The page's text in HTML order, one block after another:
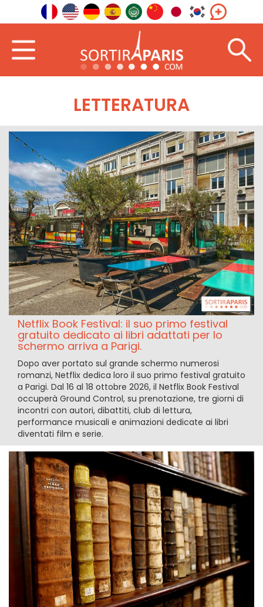
LETTERATURA
Netflix Book Festival: il suo primo festival
gratuito dedicato ai libri adattati per lo
schermo arriva a Parigi.
Dopo aver portato sul grande schermo numerosi
romanzi, Netflix dedica loro il suo primo festival gratuito
a Parigi. Dal 16 al 18 ottobre 2026, il Netflix Book Festival
occuperà Ground Control, su prenotazione, tre giorni di
incontri con autori, dibattiti, club di lettura,
performance musicali e animazioni dedicate ai libri
diventati film e serie.